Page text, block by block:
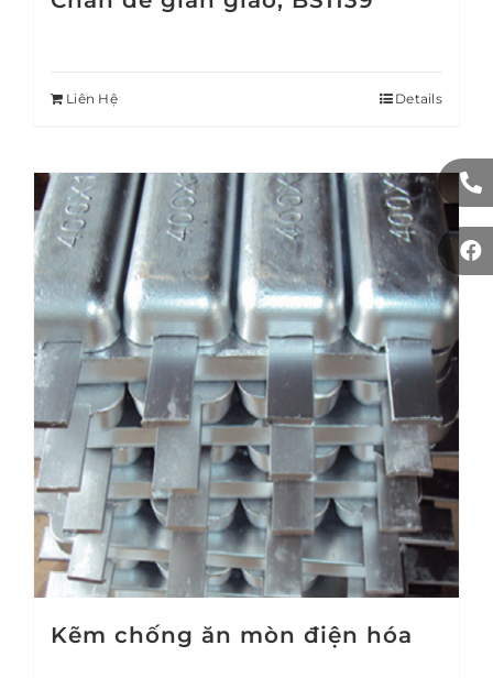
Liên Hệ Details
Kẽm chống ăn mòn điện hóa